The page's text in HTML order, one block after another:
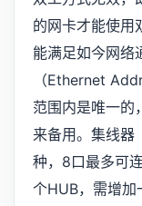
的网卡才能使用
能满足如今网络
（Ethernet
范围内是唯一的
来备用。集线器
种，8口最多可
个HUB，需增加